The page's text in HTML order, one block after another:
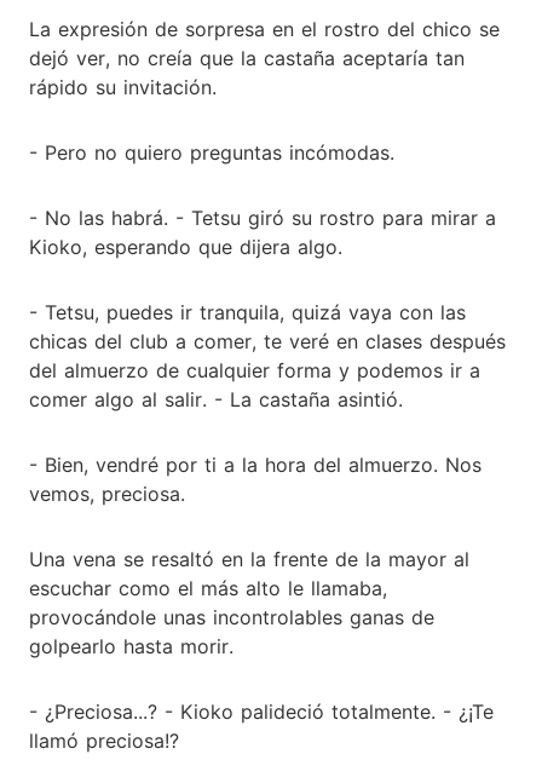
La expresión de sorpresa en el rostro del chico se
dejó ver, no creía que la castaña aceptaría tan
rápido su invitación.
- Pero no quiero preguntas incómodas.
- No las habrá. - Tetsu giró su rostro para mirar a
Kioko, esperando que dijera algo.
- Tetsu, puedes ir tranquila, quizá vaya con las
chicas del club a comer, te veré en clases después
del almuerzo de cualquier forma y podemos ir a
comer algo al salir. - La castaña asintió.
- Bien, vendré por ti a la hora del almuerzo. Nos
vemos, preciosa.
Una vena se resaltó en la frente de la mayor al
escuchar como el más alto le llamaba,
provocándole unas incontrolables ganas de
golpearlo hasta morir.
- ¿Preciosa...? - Kioko palideció totalmente. - ¿¡Te
llamó preciosa!?